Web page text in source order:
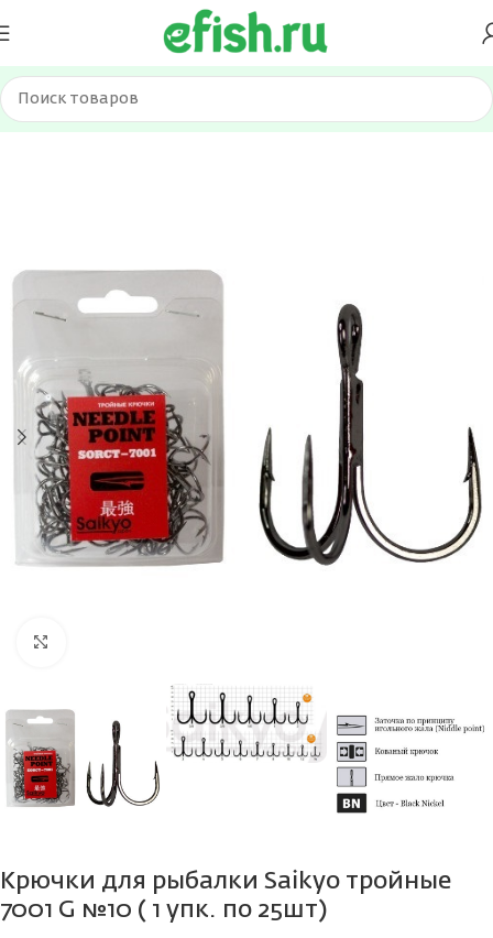
Главная Оснастка и фурнитура Крючки
Крючки для рыбалки Saikyo тройные
7001 G №10 ( 1 упк. по 25шт)